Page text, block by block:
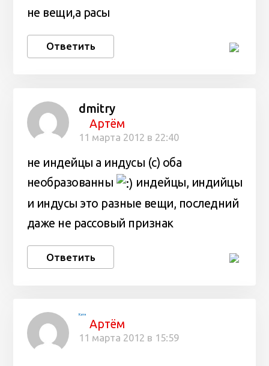
не вещи,а расы
Ответить
dmitry
Артём
11 марта 2012 в 22:40
не индейцы а индусы (с) оба
необразованны
индейцы, индийцы
и индусы это разные вещи, последний
даже не рассовый признак
Ответить
Катя
Артём
11 марта 2012 в 15:59